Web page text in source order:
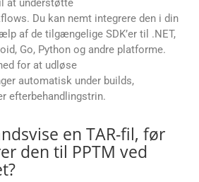
at understøtte
Du kan nemt integrere den i din
af de tilgængelige SDK’er til .NET,
Go, Python og andre platforme.
for at udløse
automatisk under builds,
efterbehandlingstrin.
en TAR-fil, før
den til PPTM ved